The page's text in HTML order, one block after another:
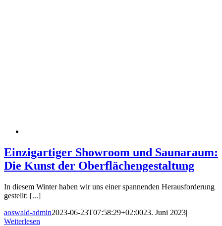
Einzigartiger Showroom und Saunaraum:
Die Kunst der Oberflächengestaltung
In diesem Winter haben wir uns einer spannenden Herausforderung
gestellt: [...]
aoswald-admin2023-06-23T07:58:29+02:0023. Juni 2023|
Weiterlesen